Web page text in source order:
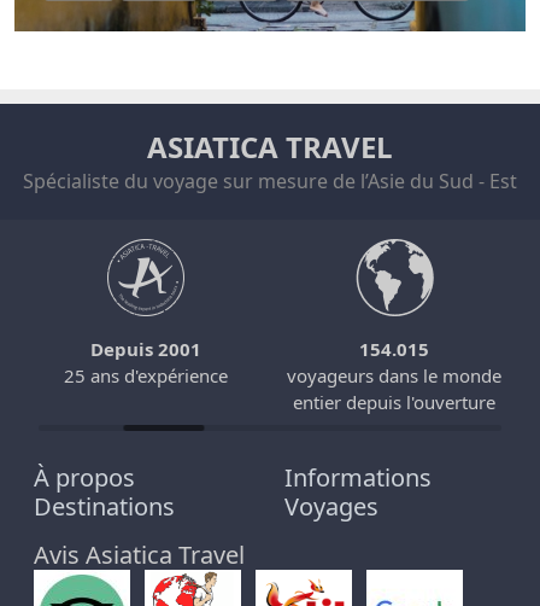
ASIATICA TRAVEL
Spécialiste du voyage sur mesure de l’Asie du Sud - Est
Depuis 2001
25 ans d'expérience
154.015
voyageurs dans le monde
entier depuis l'ouverture
À propos
Informations
Destinations
Voyages
Avis Asiatica Travel